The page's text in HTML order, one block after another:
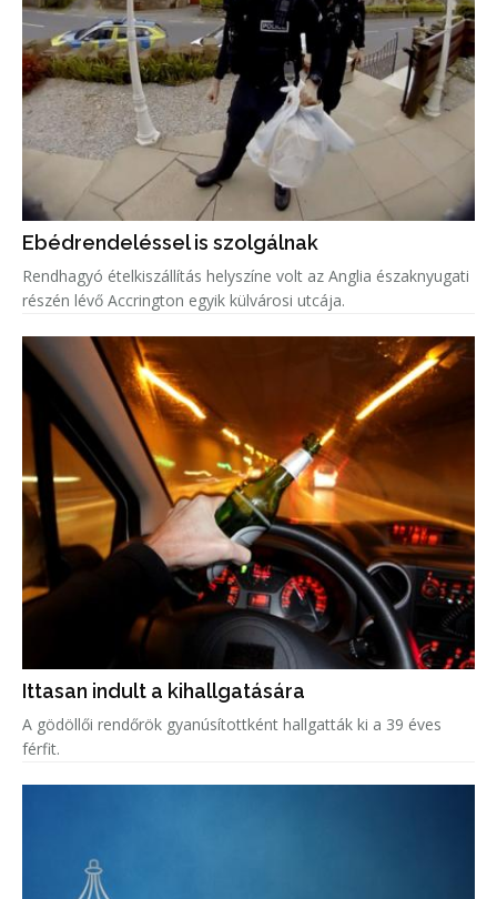
Ebédrendeléssel is szolgálnak
Rendhagyó ételkiszállítás helyszíne volt az Anglia északnyugati
részén lévő Accrington egyik külvárosi utcája.
Ittasan indult a kihallgatására
A gödöllői rendőrök gyanúsítottként hallgatták ki a 39 éves
férfit.